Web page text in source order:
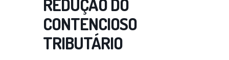
REDUÇÃO DO
CONTENCIOSO
TRIBUTÁRIO